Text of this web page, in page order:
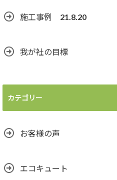
施工事例 21.8.20
我が社の目標
カテゴリー
お客様の声
エコキュート